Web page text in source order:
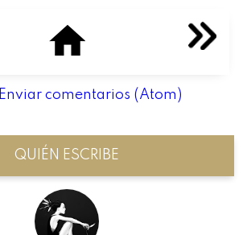
Enviar comentarios (Atom)
QUIÉN ESCRIBE